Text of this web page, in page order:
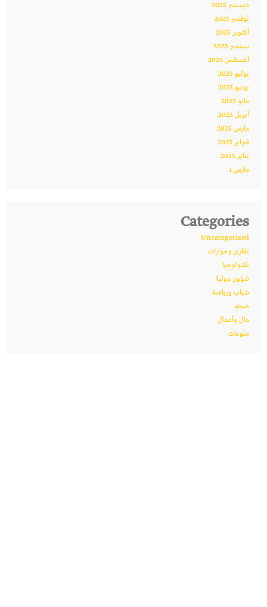
ديسمبر 2025
نوفمبر 2025
أكتوبر 2025
سبتمبر 2025
أغسطس 2025
يوليو 2025
يونيو 2025
مايو 2025
أبريل 2025
مارس 2025
فبراير 2025
يناير 2025
مارس 1
Categories
Uncategorized
تقارير وحوارات
تكنولوجيا
شؤون دولية
شباب ورياضة
صحه
مال وأعمال
منوعات